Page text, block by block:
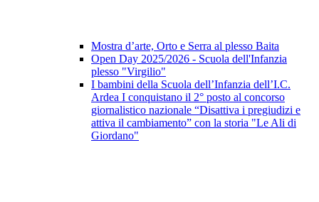
Mostra d’arte, Orto e Serra al plesso Baita
Open Day 2025/2026 - Scuola dell'Infanzia
plesso "Virgilio"
I bambini della Scuola dell’Infanzia dell’I.C.
Ardea I conquistano il 2° posto al concorso
giornalistico nazionale “Disattiva i pregiudizi e
attiva il cambiamento” con la storia "Le Ali di
Giordano"